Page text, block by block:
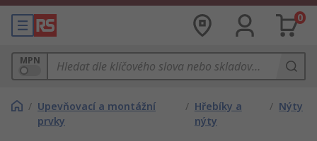
0
MPN
/ Upevňovací a montážní
prvky
/ Hřebíky a
nýty
/ Nýty